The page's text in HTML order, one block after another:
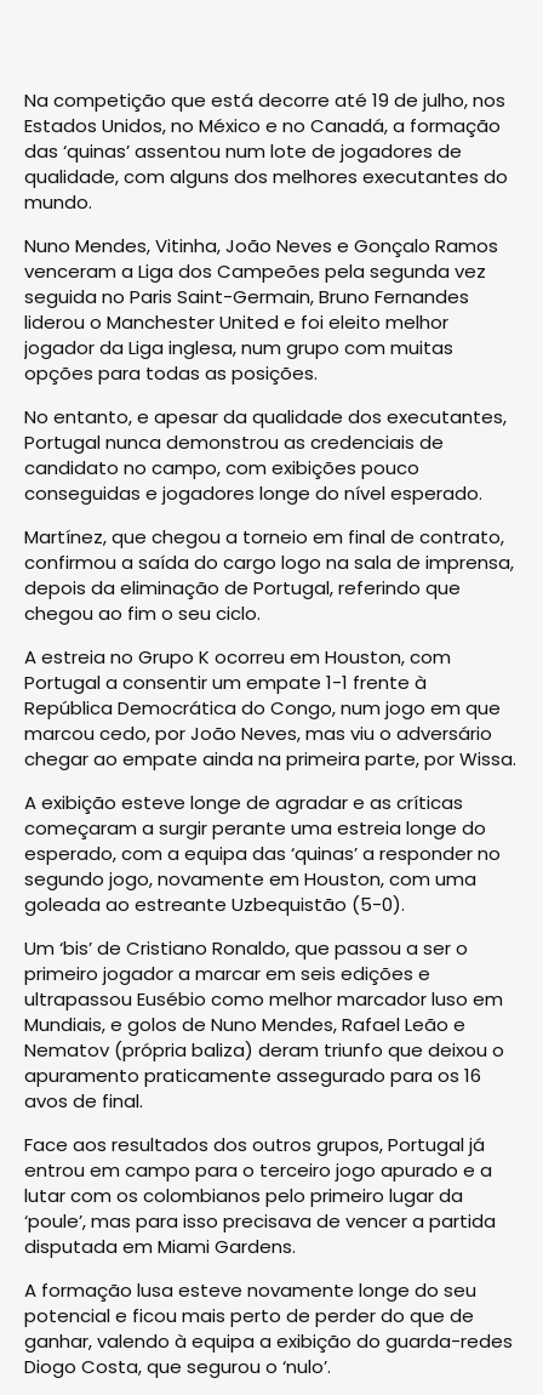
Na competição que está decorre até 19 de julho, nos
Estados Unidos, no México e no Canadá, a formação
das ‘quinas’ assentou num lote de jogadores de
qualidade, com alguns dos melhores executantes do
mundo.
Nuno Mendes, Vitinha, João Neves e Gonçalo Ramos
venceram a Liga dos Campeões pela segunda vez
seguida no Paris Saint-Germain, Bruno Fernandes
liderou o Manchester United e foi eleito melhor
jogador da Liga inglesa, num grupo com muitas
opções para todas as posições.
No entanto, e apesar da qualidade dos executantes,
Portugal nunca demonstrou as credenciais de
candidato no campo, com exibições pouco
conseguidas e jogadores longe do nível esperado.
Martínez, que chegou a torneio em final de contrato,
confirmou a saída do cargo logo na sala de imprensa,
depois da eliminação de Portugal, referindo que
chegou ao fim o seu ciclo.
A estreia no Grupo K ocorreu em Houston, com
Portugal a consentir um empate 1-1 frente à
República Democrática do Congo, num jogo em que
marcou cedo, por João Neves, mas viu o adversário
chegar ao empate ainda na primeira parte, por Wissa.
A exibição esteve longe de agradar e as críticas
começaram a surgir perante uma estreia longe do
esperado, com a equipa das ‘quinas’ a responder no
segundo jogo, novamente em Houston, com uma
goleada ao estreante Uzbequistão (5-0).
Um ‘bis’ de Cristiano Ronaldo, que passou a ser o
primeiro jogador a marcar em seis edições e
ultrapassou Eusébio como melhor marcador luso em
Mundiais, e golos de Nuno Mendes, Rafael Leão e
Nematov (própria baliza) deram triunfo que deixou o
apuramento praticamente assegurado para os 16
avos de final.
Face aos resultados dos outros grupos, Portugal já
entrou em campo para o terceiro jogo apurado e a
lutar com os colombianos pelo primeiro lugar da
‘poule’, mas para isso precisava de vencer a partida
disputada em Miami Gardens.
A formação lusa esteve novamente longe do seu
potencial e ficou mais perto de perder do que de
ganhar, valendo à equipa a exibição do guarda-redes
Diogo Costa, que segurou o ‘nulo’.